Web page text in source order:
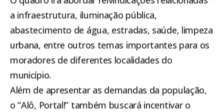
a infraestrutura, iluminação pública,
abastecimento de água, estradas, saúde, limpeza
urbana, entre outros temas importantes para os
moradores de diferentes localidades do
município.
Além de apresentar as demandas da população,
o “Alô, Portal!” também buscará incentivar o